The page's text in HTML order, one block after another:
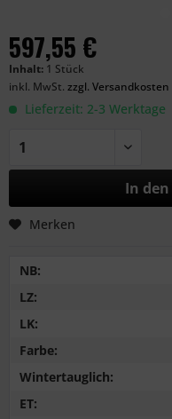
597,55 €
Inhalt: 1 Stück
inkl. MwSt. zzgl. Versandkosten
Lieferzeit: 2-3 Werktage
In den
Merken
NB:
LZ:
LK:
Farbe:
Wintertauglich:
ET: